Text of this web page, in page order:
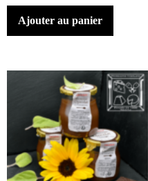
Ajouter au panier